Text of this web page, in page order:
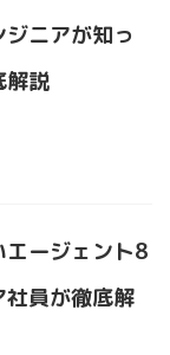
ニアが知っ
解説
ージェント8
員が徹底解